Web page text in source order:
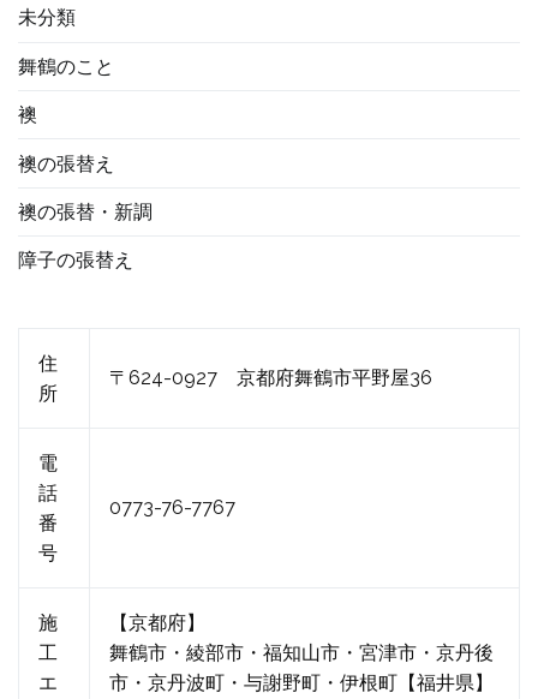
未分類
舞鶴のこと
襖
襖の張替え
襖の張替・新調
障子の張替え
住
所
〒624-0927 京都府舞鶴市平野屋36
電
話
番
号
0773-76-7767
施
工
エ
【京都府】
舞鶴市・綾部市・福知山市・宮津市・京丹後
市・京丹波町・与謝野町・伊根町【福井県】